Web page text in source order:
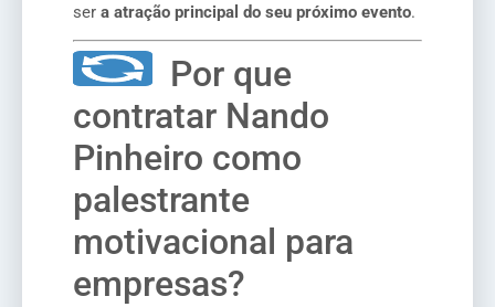
ser a atração principal do seu próximo evento.
Por que
contratar Nando
Pinheiro como
palestrante
motivacional para
empresas?